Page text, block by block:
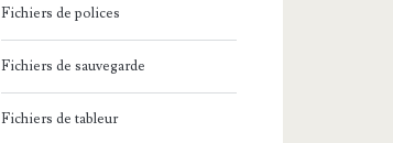
Fichiers de polices
Fichiers de sauvegarde
Fichiers de tableur